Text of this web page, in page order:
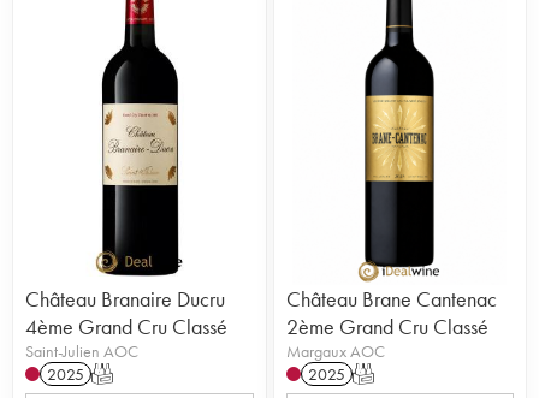
Château Branaire Ducru
4ème Grand Cru Classé
Saint-Julien AOC
2025 T
Château Brane Cantenac
2ème Grand Cru Classé
Margaux AOC
2025 T